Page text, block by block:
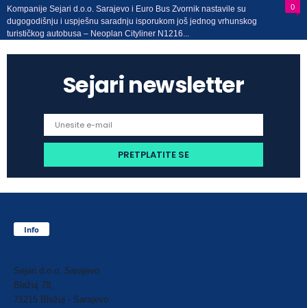
0
Kompanije Sejari d.o.o. Sarajevo i Euro Bus Zvornik nastavile su
dugogodišnju i uspješnu saradnju isporukom još jednog vrhunskog
turističkog autobusa – Neoplan Cityliner N1216...
Sejari newsletter
Info
Sejari d.o.o. Sarajevo
Blažuj 78,
71215 Blažuj - Sarajevo